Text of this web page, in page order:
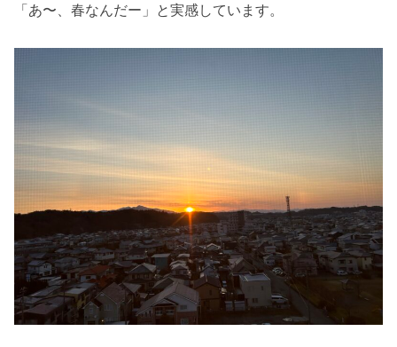
「あ〜、春なんだー」と実感しています。